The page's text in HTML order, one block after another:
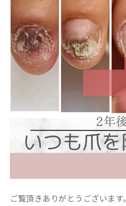
ご覧頂きありがとうございます。